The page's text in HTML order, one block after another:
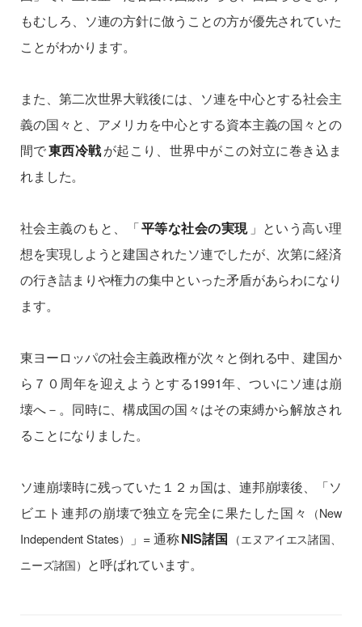
もむしろ、ソ連の方針に倣うことの方が優先されていた
ことがわかります。
また、第二次世界大戦後には、ソ連を中心とする社会主
義の国々と、アメリカを中心とする資本主義の国々との
間で東西冷戦が起こり、世界中がこの対立に巻き込ま
れました。
社会主義のもと、「平等な社会の実現 」という高い理
想を実現しようと建国されたソ連でしたが、次第に経済
の行き詰まりや権力の集中といった矛盾があらわになり
ます。
東ヨーロッパの社会主義政権が次々と倒れる中、建国か
ら７０周年を迎えようとする1991年、ついにソ連は崩
壊へ－。同時に、構成国の国々はその束縛から解放され
ることになりました。
ソ連崩壊時に残っていた１２ヵ国は、連邦崩壊後、「ソ
ビエト連邦の崩壊で独立を完全に果たした国々
（New
Independent States）
」= 通称NIS諸国 （エヌアイエス諸国、
ニーズ諸国） と呼ばれています。